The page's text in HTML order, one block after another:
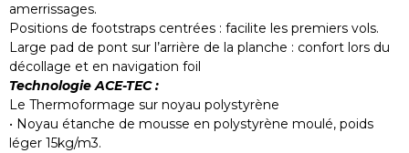
amerrissages.
Positions de footstraps centrées : facilite les premiers vols.
Large pad de pont sur l’arrière de la planche : confort lors du
décollage et en navigation foil
Technologie ACE-TEC :
Le Thermoformage sur noyau polystyrène
• Noyau étanche de mousse en polystyrène moulé, poids
léger 15kg/m3.